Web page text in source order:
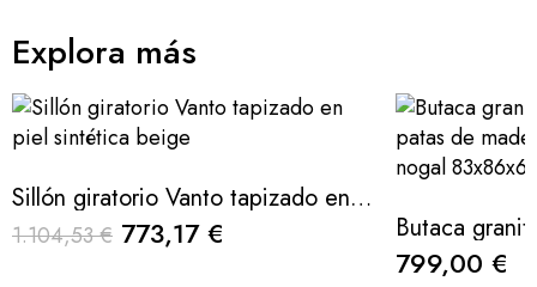
Explora más
Sillón giratorio Vanto tapizado en piel sintética beige
1.104,53 € 773,17 €
799,00 €